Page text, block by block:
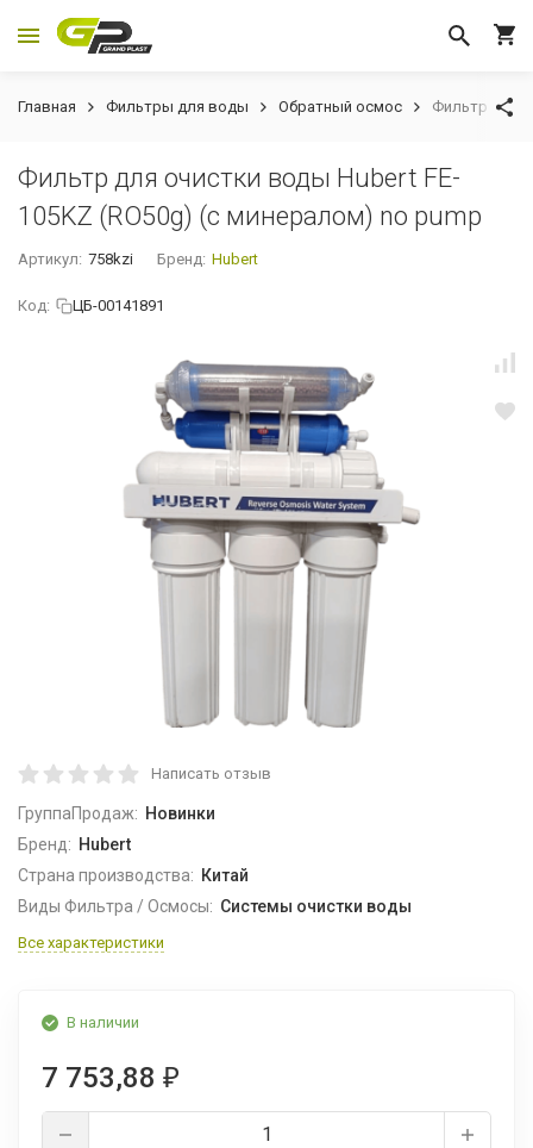
Главная Фильтры для воды Обратный осмос Фильтр для
Фильтр для очистки воды Hubert FE-
105KZ (RO50g) (c минералом) no pump
Артикул: 758kzi Бренд: Hubert
Код: ЦБ-00141891
Написать отзыв
ГруппаПродаж: Новинки
Бренд: Hubert
Страна производства: Китай
Виды Фильтра / Осмосы: Системы очистки воды
Все характеристики
В наличии
7 753,88 ₽